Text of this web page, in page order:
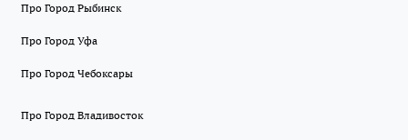
Про Город Рыбинск
Про Город Уфа
Про Город Чебоксары
Про Город Владивосток